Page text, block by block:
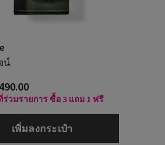
น์
วมรายการ ซื้อ 3 แถม 1 ฟรี
เพิ่มลงกระเป๋า